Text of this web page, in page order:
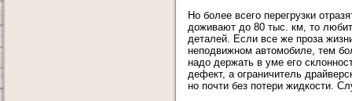
Но более всего перегрузки
доживают до 80 тыс. км, то
деталей. Если все же проза
неподвижном автомобиле, тем
надо держать в уме его
дефект, а ограничитель
но почти без потери жидкости.